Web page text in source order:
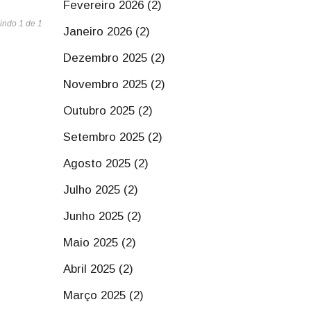
1 de 1
Fevereiro 2026 (2)
Janeiro 2026 (2)
Dezembro 2025 (2)
Novembro 2025 (2)
Outubro 2025 (2)
Setembro 2025 (2)
Agosto 2025 (2)
Julho 2025 (2)
Junho 2025 (2)
Maio 2025 (2)
Abril 2025 (2)
Março 2025 (2)